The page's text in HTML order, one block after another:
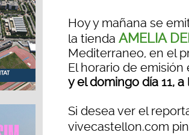
Hoy y mañana se
la tienda AMELIA
Mediterraneo, en el
El horario de emisión
y el domingo día 11, a
Si desea ver el
vivecastellon.com